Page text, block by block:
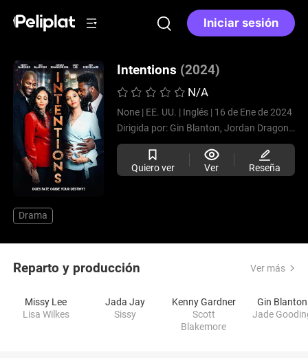
Iniciar sesión
Intentions (2024)
N/A
None | EE. UU. | Inglés | 16 de Ene de 2024
Dirigida por: Gin Blanton, Jordan DragonKing
Quiero ver Ver Reseña
Drama
Reparto y producción Ver más
Missy Lee
Lisa Wilkes
Jada Jay
Sissy
Kenny Gardner
Scott
Blakemore
Gin Blanton
Jade